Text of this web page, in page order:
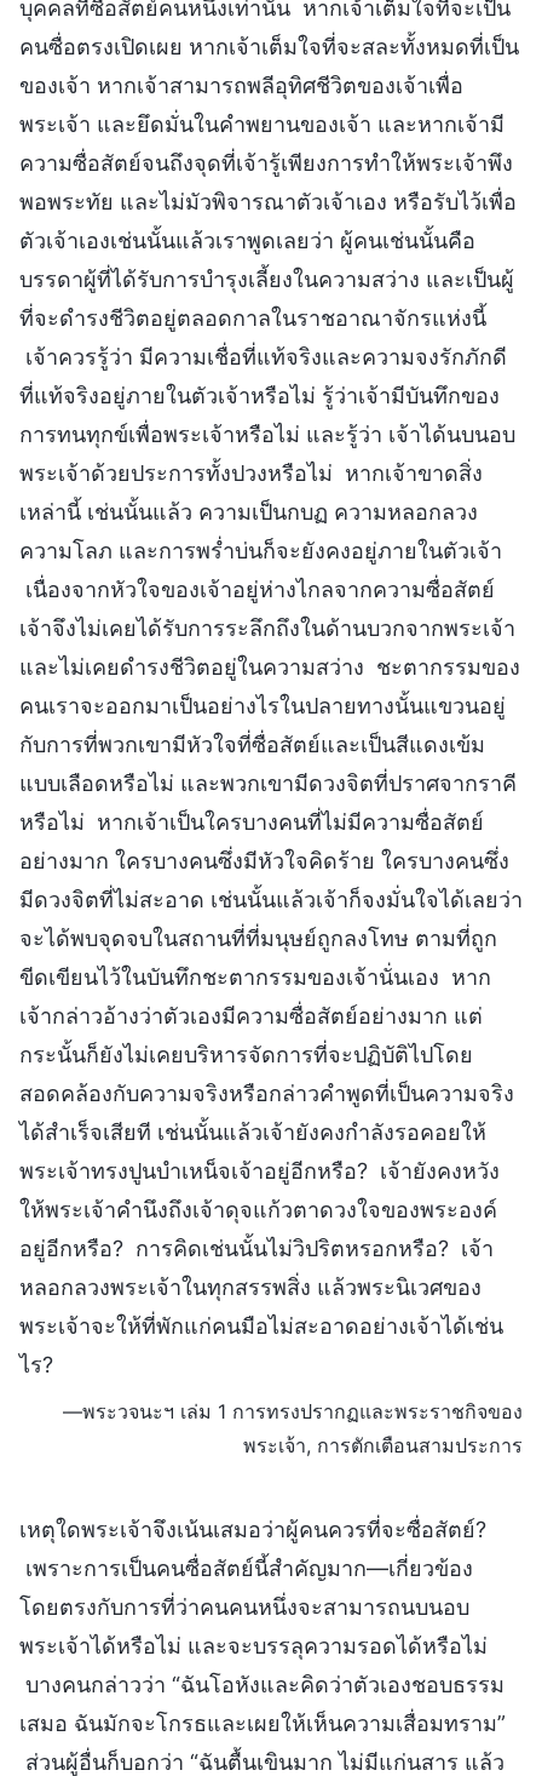
บุคคลที่ซื่อสัตย์คนหนึ่งเท่านั้น หากเจ้าเต็มใจที่จะเป็น
คนซื่อตรงเปิดเผย หากเจ้าเต็มใจที่จะสละทั้งหมดที่เป็น
ของเจ้า หากเจ้าสามารถพลีอุทิศชีวิตของเจ้าเพื่อ
พระเจ้า และยึดมั่นในคำพยานของเจ้า และหากเจ้ามี
ความซื่อสัตย์จนถึงจุดที่เจ้ารู้เพียงการทำให้พระเจ้าพึง
พอพระทัย และไม่มัวพิจารณาตัวเจ้าเอง หรือรับไว้เพื่อ
ตัวเจ้าเองเช่นนั้นแล้วเราพูดเลยว่า ผู้คนเช่นนั้นคือ
บรรดาผู้ที่ได้รับการบำรุงเลี้ยงในความสว่าง และเป็นผู้
ที่จะดำรงชีวิตอยู่ตลอดกาลในราชอาณาจักรแห่งนี้
เจ้าควรรู้ว่า มีความเชื่อที่แท้จริงและความจงรักภักดี
ที่แท้จริงอยู่ภายในตัวเจ้าหรือไม่ รู้ว่าเจ้ามีบันทึกของ
การทนทุกข์เพื่อพระเจ้าหรือไม่ และรู้ว่า เจ้าได้นบนอบ
พระเจ้าด้วยประการทั้งปวงหรือไม่ หากเจ้าขาดสิ่ง
เหล่านี้ เช่นนั้นแล้ว ความเป็นกบฏ ความหลอกลวง
ความโลภ และการพร่ำบ่นก็จะยังคงอยู่ภายในตัวเจ้า
เนื่องจากหัวใจของเจ้าอยู่ห่างไกลจากความซื่อสัตย์
เจ้าจึงไม่เคยได้รับการระลึกถึงในด้านบวกจากพระเจ้า
และไม่เคยดำรงชีวิตอยู่ในความสว่าง ชะตากรรมของ
คนเราจะออกมาเป็นอย่างไรในปลายทางนั้นแขวนอยู่
กับการที่พวกเขามีหัวใจที่ซื่อสัตย์และเป็นสีแดงเข้ม
แบบเลือดหรือไม่ และพวกเขามีดวงจิตที่ปราศจากราคี
หรือไม่ หากเจ้าเป็นใครบางคนที่ไม่มีความซื่อสัตย์
อย่างมาก ใครบางคนซึ่งมีหัวใจคิดร้าย ใครบางคนซึ่ง
มีดวงจิตที่ไม่สะอาด เช่นนั้นแล้วเจ้าก็จงมั่นใจได้เลยว่า
จะได้พบจุดจบในสถานที่ที่มนุษย์ถูกลงโทษ ตามที่ถูก
ขีดเขียนไว้ในบันทึกชะตากรรมของเจ้านั่นเอง หาก
เจ้ากล่าวอ้างว่าตัวเองมีความซื่อสัตย์อย่างมาก แต่
กระนั้นก็ยังไม่เคยบริหารจัดการที่จะปฏิบัติไปโดย
สอดคล้องกับความจริงหรือกล่าวคำพูดที่เป็นความจริง
ได้สำเร็จเสียที เช่นนั้นแล้วเจ้ายังคงกำลังรอคอยให้
พระเจ้าทรงปูนบำเหน็จเจ้าอยู่อีกหรือ? เจ้ายังคงหวัง
ให้พระเจ้าคำนึงถึงเจ้าดุจแก้วตาดวงใจของพระองค์
อยู่อีกหรือ? การคิดเช่นนั้นไม่วิปริตหรอกหรือ? เจ้า
หลอกลวงพระเจ้าในทุกสรรพสิ่ง แล้วพระนิเวศของ
พระเจ้าจะให้ที่พักแก่คนมือไม่สะอาดอย่างเจ้าได้เช่น
ไร?
—พระวจนะฯ เล่ม 1 การทรงปรากฏและพระราชกิจของ
พระเจ้า, การตักเตือนสามประการ
เหตุใดพระเจ้าจึงเน้นเสมอว่าผู้คนควรที่จะซื่อสัตย์?
เพราะการเป็นคนซื่อสัตย์นี้สำคัญมาก—เกี่ยวข้อง
โดยตรงกับการที่ว่าคนคนหนึ่งจะสามารถนบนอบ
พระเจ้าได้หรือไม่ และจะบรรลุความรอดได้หรือไม่
บางคนกล่าวว่า “ฉันโอหังและคิดว่าตัวเองชอบธรรม
เสมอ ฉันมักจะโกรธและเผยให้เห็นความเสื่อมทราม”
ส่วนผู้อื่นก็บอกว่า “ฉันตื้นเขินมาก ไม่มีแก่นสาร แล้ว